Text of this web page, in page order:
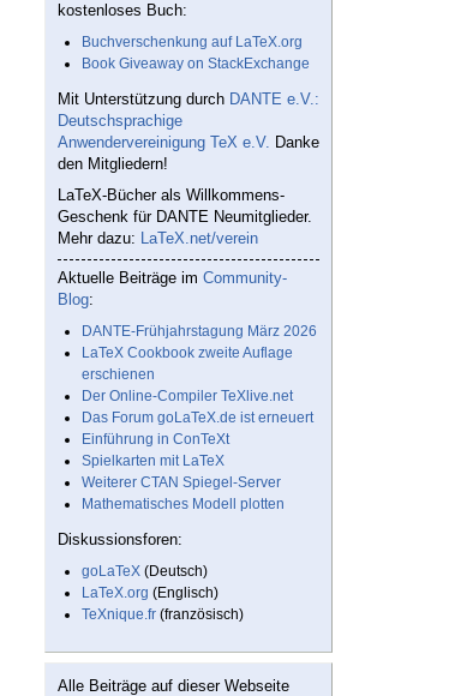
kostenloses Buch:
Buchverschenkung auf LaTeX.org
Book Giveaway on StackExchange
Mit Unterstützung durch DANTE e.V.:
Deutschsprachige
Anwendervereinigung TeX e.V. Danke
den Mitgliedern!
LaTeX-Bücher als Willkommens-
Geschenk für DANTE Neumitglieder.
Mehr dazu: LaTeX.net/verein
Aktuelle Beiträge im Community-
Blog:
DANTE-Frühjahrstagung März 2026
LaTeX Cookbook zweite Auflage
erschienen
Der Online-Compiler TeXlive.net
Das Forum goLaTeX.de ist erneuert
Einführung in ConTeXt
Spielkarten mit LaTeX
Weiterer CTAN Spiegel-Server
Mathematisches Modell plotten
Diskussionsforen:
goLaTeX (Deutsch)
LaTeX.org (Englisch)
TeXnique.fr (französisch)
Alle Beiträge auf dieser Webseite